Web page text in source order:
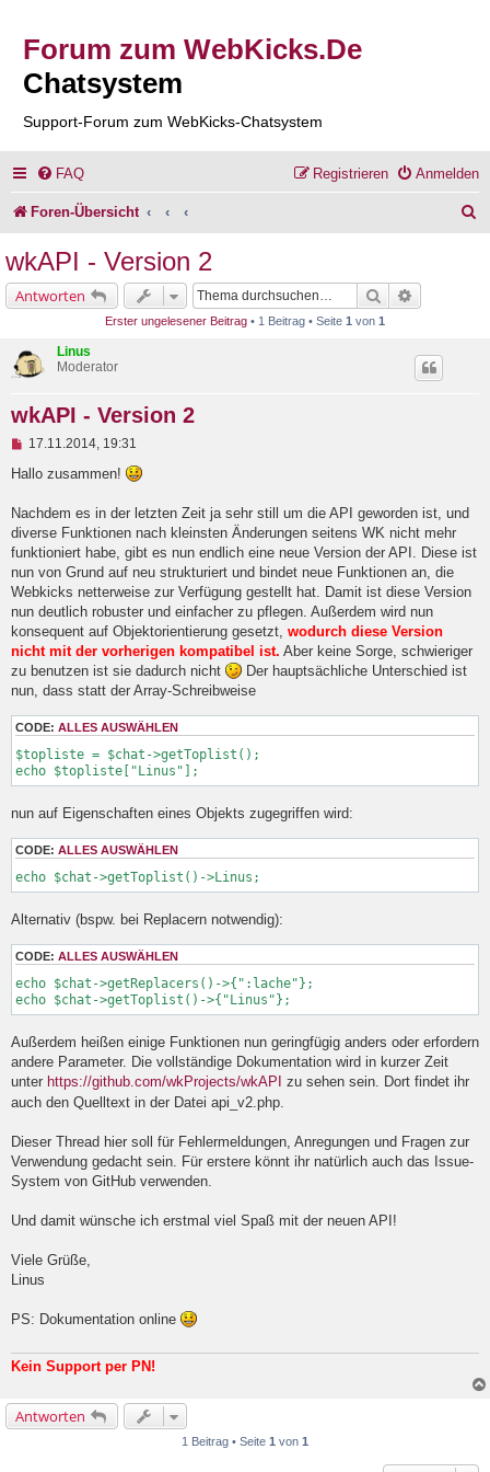
Forum zum WebKicks.De
Chatsystem
Support-Forum zum WebKicks-Chatsystem
FAQ Anmelden
Registrieren
Foren-Übersicht
wkAPI - Version 2
Antworten Suche
Erster ungelesener Beitrag • 1 Beitrag • Seite 1 von 1
Linus
Moderator
wkAPI - Version 2
U
g
e
s
e
e
r
B
e
t
r
a
17.11.2014, 19:31
Hallo zusammen!
Nachdem es in der letzten Zeit ja sehr still um die API geworden ist, und
diverse Funktionen nach kleinsten Änderungen seitens WK nicht mehr
funktioniert habe, gibt es nun endlich eine neue Version der API. Diese ist
nun von Grund auf neu strukturiert und bindet neue Funktionen an, die
Webkicks netterweise zur Verfügung gestellt hat. Damit ist diese Version
nun deutlich robuster und einfacher zu pflegen. Außerdem wird nun
konsequent auf Objektorientierung gesetzt, wodurch diese Version
nicht mit der vorherigen kompatibel ist. Aber keine Sorge, schwieriger
zu benutzen ist sie dadurch nicht
Der hauptsächliche Unterschied ist
nun, dass statt der Array-Schreibweise
CODE: ALLES AUSWÄHLEN
$topliste = $chat->getToplist();
echo $topliste["Linus"];
nun auf Eigenschaften eines Objekts zugegriffen wird:
CODE: ALLES AUSWÄHLEN
echo $chat->getToplist()->Linus;
Alternativ (bspw. bei Replacern notwendig):
CODE: ALLES AUSWÄHLEN
echo $chat->getReplacers()->{":lache"};
echo $chat->getToplist()->{"Linus"};
Außerdem heißen einige Funktionen nun geringfügig anders oder erfordern
andere Parameter. Die vollständige Dokumentation wird in kurzer Zeit
unter https://github.com/wkProjects/wkAPI zu sehen sein. Dort findet ihr
auch den Quelltext in der Datei api_v2.php.
Dieser Thread hier soll für Fehlermeldungen, Anregungen und Fragen zur
Verwendung gedacht sein. Für erstere könnt ihr natürlich auch das Issue-
System von GitHub verwenden.
Und damit wünsche ich erstmal viel Spaß mit der neuen API!
Viele Grüße,
Linus
PS: Dokumentation online
Kein Support per PN!
Antworten
1 Beitrag • Seite 1 von 1